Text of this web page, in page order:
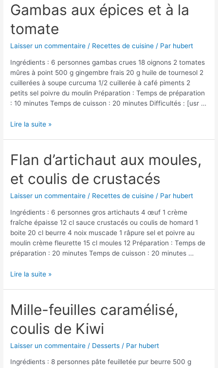
la
ciboulette
Gambas aux épices et à la
tomate
Laisser un commentaire / Recettes de cuisine / Par hubert
Ingrédients : 6 personnes gambas crues 18 oignons 2 tomates
mûres à point 500 g gingembre frais 20 g huile de tournesol 2
cuillerées à soupe curcuma 1/2 cuillerée à café piments 2
petits sel poivre du moulin Préparation : Temps de préparation
: 10 minutes Temps de cuisson : 20 minutes Difficultés : [usr …
Gambas
et
à
la
tomate
Lire la suite »
Flan d’artichaut aux moules,
et coulis de crustacés
Laisser un commentaire / Recettes de cuisine / Par hubert
Ingrédients : 6 personnes gros artichauts 4 œuf 1 crème
fraîche épaisse 12 cl sauce crustacés ou coulis de homard 1
boite 20 cl beurre 4 noix muscade 1 râpure sel et poivre au
moulin crème fleurette 15 cl moules 12 Préparation : Temps de
préparation : 20 minutes Temps de cuisson : 20 minutes …
Flan
moules,
et
coulis
de
crustacés
Lire la suite »
Mille-feuilles caramélisé,
coulis de Kiwi
Laisser un commentaire / Desserts / Par hubert
Ingrédients : 8 personnes pâte feuilletée pur beurre 500 g